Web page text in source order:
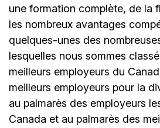
une formation complète, de la
les nombreux avantages
quelques-unes des
lesquelles nous sommes
meilleurs employeurs du
meilleurs employeurs pour la
au palmarès des employeurs
Canada et au palmarès des